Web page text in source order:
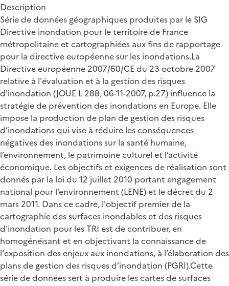
Description
Série de données géographiques produites par le SIG
Directive inondation pour le territoire de France
métropolitaine et cartographiées aux fins de rapportage
pour la directive européenne sur les inondations.La
Directive européenne 2007/60/CE du 23 octobre 2007
relative à l'évaluation et à la gestion des risques
d'inondation (JOUE L 288, 06-11-2007, p.27) influence la
stratégie de prévention des inondations en Europe. Elle
impose la production de plan de gestion des risques
d’inondations qui vise à réduire les conséquences
négatives des inondations sur la santé humaine,
l’environnement, le patrimoine culturel et l’activité
économique. Les objectifs et exigences de réalisation sont
donnés par la loi du 12 juillet 2010 portant engagement
national pour l’environnement (LENE) et le décret du 2
mars 2011. Dans ce cadre, l'objectif premier de la
cartographie des surfaces inondables et des risques
d'inondation pour les TRI est de contribuer, en
homogénéisant et en objectivant la connaissance de
l'exposition des enjeux aux inondations, à l’élaboration des
plans de gestion des risques d’inondation (PGRI).Cette
série de données sert à produire les cartes de surfaces